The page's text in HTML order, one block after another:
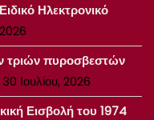
Ηλεκτρονικό
τριών πυροσβεστών
30 Ιουλίου, 2026
Εισβολή του 1974